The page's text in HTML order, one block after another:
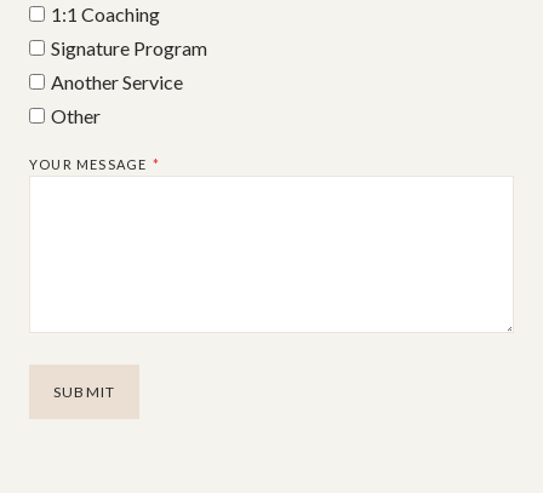
1:1 Coaching
Signature Program
Another Service
Other
YOUR MESSAGE *
SUBMIT